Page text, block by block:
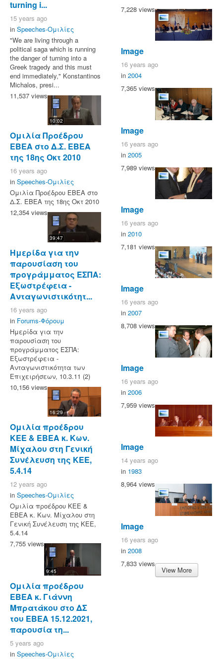
turning i...
15 years ago
in Speeches-Ομιλίες
"We are living through a
political saga which is running
the danger of turning into a
Greek tragedy and this must
end immediately," Konstantinos
Michalos, presi...
11,537 views
10:02
Ομιλία Προέδρου
ΕΒΕΑ στο Δ.Σ. ΕΒΕΑ
της 18ης Οκτ 2010
16 years ago
in Speeches-Ομιλίες
Ομιλία Προέδρου ΕΒΕΑ στο
Δ.Σ. ΕΒΕΑ της 18ης Οκτ 2010
12,354 views
39:47
Ημερίδα για την
παρουσίαση του
προγράμματος ΕΣΠΑ:
Εξωστρέφεια -
Ανταγωνιστικότητ...
16 years ago
in Forums-Φόρουμ
Ημερίδα για την
παρουσίαση του
προγράμματος ΕΣΠΑ:
Εξωστρέφεια -
Ανταγωνιστικότητα των
Επιχειρήσεων, 10.3.11 (2)
10,156 views
16:29
Ομιλία προέδρου
ΚΕΕ & ΕΒΕΑ κ. Κων.
Μίχαλου στη Γενική
Συνέλευση της ΚΕΕ,
5.4.14
12 years ago
in Speeches-Ομιλίες
Ομιλία προέδρου ΚΕΕ &
ΕΒΕΑ κ. Κων. Μίχαλου στη
Γενική Συνέλευση της ΚΕΕ,
5.4.14
7,755 views
9:45
Ομιλία προέδρου
ΕΒΕΑ κ. Γιάννη
Μπρατάκου στο ΔΣ
του ΕΒΕΑ 15.12.2021,
παρουσία τη...
5 years ago
in Speeches-Ομιλίες
7,228 views
Image
16 years ago
in 2004
7,365 views
Image
16 years ago
in 2005
7,989 views
Image
16 years ago
in 2010
7,181 views
Image
16 years ago
in 2007
8,708 views
Image
16 years ago
in 2006
7,959 views
Image
14 years ago
in 1983
8,964 views
Image
16 years ago
in 2008
7,833 views
View More